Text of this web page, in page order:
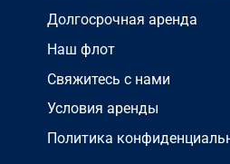
Долгосрочная аренда
Наш флот
Свяжитесь с нами
Условия аренды
Политика